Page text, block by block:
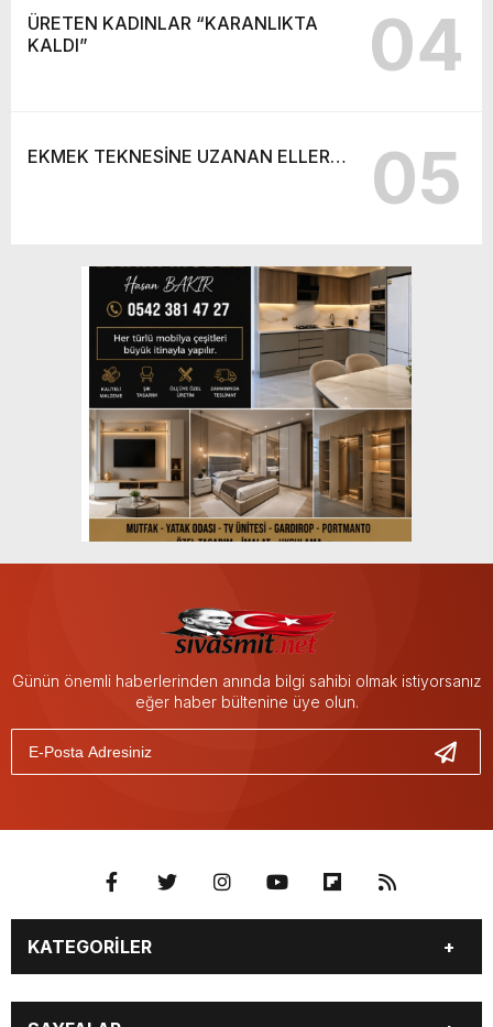
ÜRETEN KADINLAR “KARANLIKTA
KALDI”
04
EKMEK TEKNESİNE UZANAN ELLER… 05
Günün önemli haberlerinden anında bilgi sahibi olmak istiyorsanız
eğer haber bültenine üye olun.
KATEGORİLER
BİYOGRAFİLER
DÜNYA